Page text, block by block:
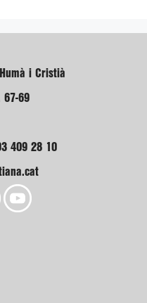
i Cristià
67-69
409 28 10